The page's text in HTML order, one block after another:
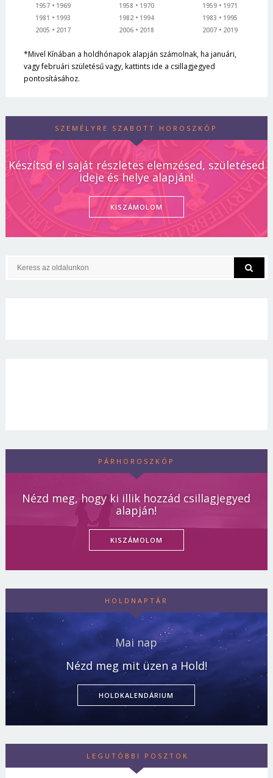
1957
1969
1981
1993
2005
2017
1958
1970
1982
1994
2006
2018
1959
1971
1983
1995
2007
2019
*Mivel Kínában a holdhónapok alapján számolnak, ha januári,
vagy februári születésű vagy, kattints ide a csillagjegyed
pontosításához.
SZEMÉLYRE SZABOTT HOROSZKÓP
Készítsd el saját részletes elemzésed, születésed
ideje és helye alapján!
KISZÁMOLOM
PÁRHOROSZKÓP
Nézd meg, hogy ki illik hozzád csillagjegyed
alapján!
KISZÁMOLOM
HOLDNAPTÁR
Mai nap
Nézd meg mit üzen a Hold!
HOLDKALENDÁRIUM
LEGUTÓBBI POSZTOK